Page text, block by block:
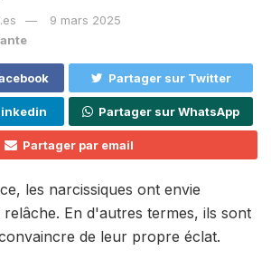
9 mars 2025
Partager sur Twitter
Partager sur WhatsApp
Partager par email
les narcissiques ont envie
En d'autres termes, ils sont
de leur propre éclat.